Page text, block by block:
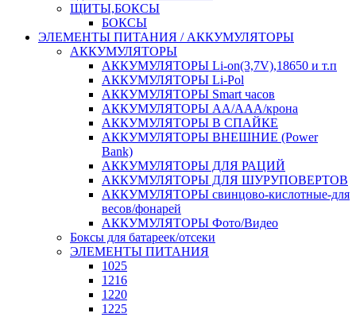
ЩИТЫ,БОКСЫ
БОКСЫ
ЭЛЕМЕНТЫ ПИТАНИЯ / АККУМУЛЯТОРЫ
АККУМУЛЯТОРЫ
АККУМУЛЯТОРЫ Li-on(3,7V),18650 и т.п
АККУМУЛЯТОРЫ Li-Pol
АККУМУЛЯТОРЫ Smart часов
АККУМУЛЯТОРЫ АА/ААА/крона
АККУМУЛЯТОРЫ В СПАЙКЕ
АККУМУЛЯТОРЫ ВНЕШНИЕ (Power
Bank)
АККУМУЛЯТОРЫ ДЛЯ РАЦИЙ
АККУМУЛЯТОРЫ ДЛЯ ШУРУПОВЕРТОВ
АККУМУЛЯТОРЫ свинцово-кислотные-для
весов/фонарей
АККУМУЛЯТОРЫ Фото/Видео
Боксы для батареек/отсеки
ЭЛЕМЕНТЫ ПИТАНИЯ
1025
1216
1220
1225